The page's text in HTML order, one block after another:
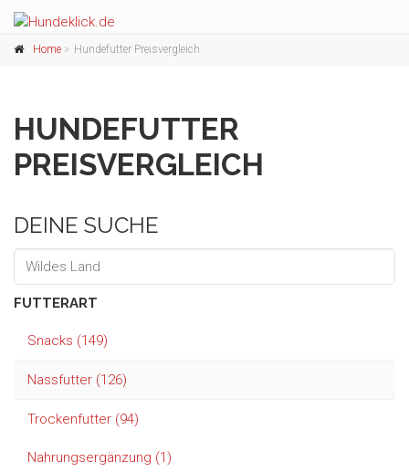
Home Hundefutter Preisvergleich
HUNDEFUTTER
PREISVERGLEICH
DEINE SUCHE
FUTTERART
Snacks (149)
Nassfutter (126)
Trockenfutter (94)
Nahrungsergänzung (1)